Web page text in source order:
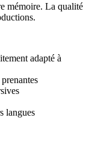
mémoire. La qualité
adapté à
langues